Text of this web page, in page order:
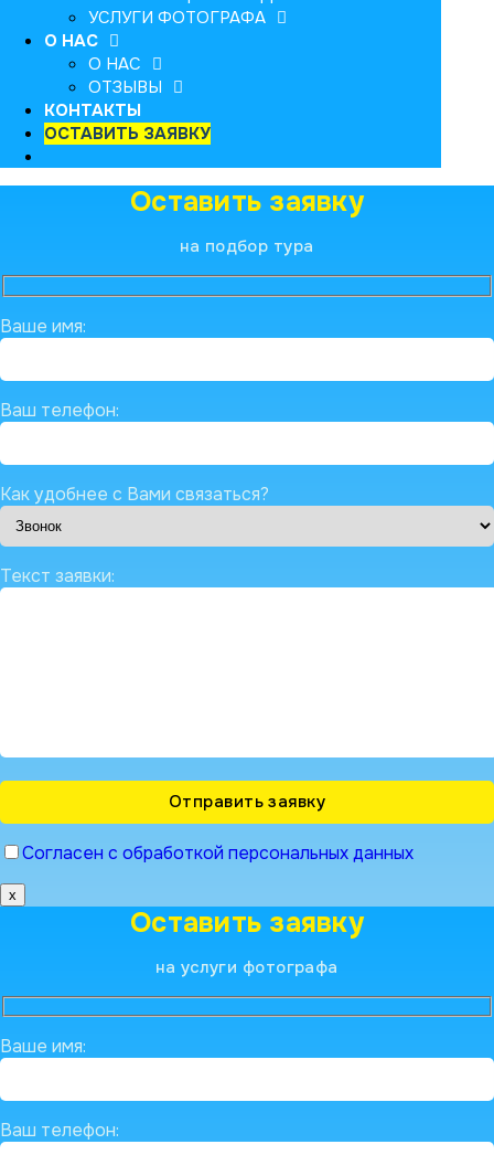
УСЛУГИ ФОТОГРАФА
О НАС
О НАС
ОТЗЫВЫ
КОНТАКТЫ
ОСТАВИТЬ ЗАЯВКУ
Оставить заявку
на подбор тура
Ваше имя:
Ваш телефон:
Как удобнее с Вами связаться?
Текст заявки:
Согласен с обработкой персональных данных
x
Оставить заявку
на услуги фотографа
Ваше имя:
Ваш телефон: